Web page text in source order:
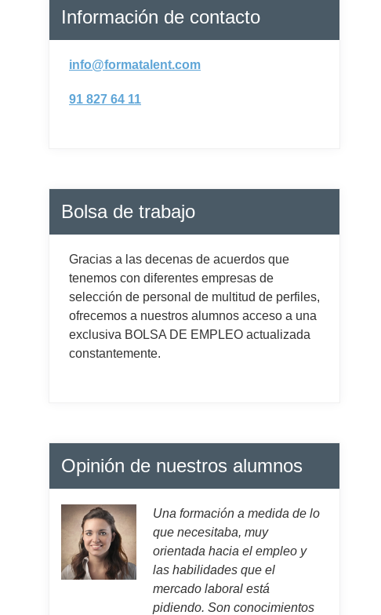
Información de contacto
info@formatalent.com
91 827 64 11
Bolsa de trabajo
Gracias a las decenas de acuerdos que
tenemos con diferentes empresas de
selección de personal de multitud de perfiles,
ofrecemos a nuestros alumnos acceso a una
exclusiva BOLSA DE EMPLEO actualizada
constantemente.
Opinión de nuestros alumnos
Una formación a medida de lo
que necesitaba, muy
orientada hacia el empleo y
las habilidades que el
mercado laboral está
pidiendo. Son conocimientos